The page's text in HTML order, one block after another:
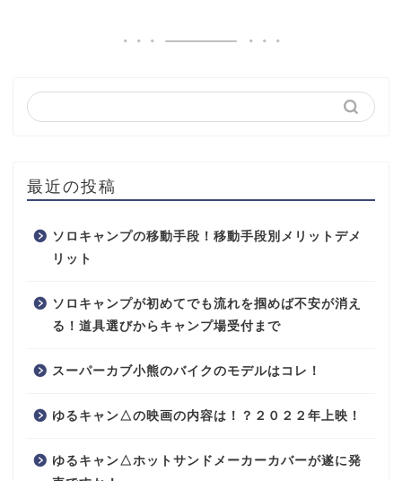
最近の投稿
ソロキャンプの移動手段！移動手段別メリットデメ
リット
ソロキャンプが初めてでも流れを掴めば不安が消え
る！道具選びからキャンプ場受付まで
スーパーカブ小熊のバイクのモデルはコレ！
ゆるキャン△の映画の内容は！？２０２２年上映！
ゆるキャン△ホットサンドメーカーカバーが遂に発